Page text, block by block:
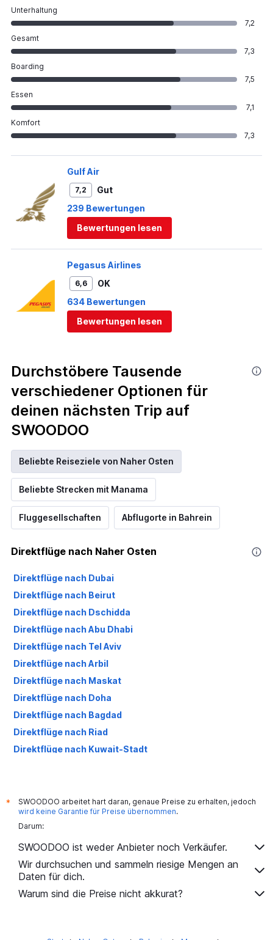
Unterhaltung
7,2
Gesamt
7,3
Boarding
7,5
Essen
7,1
Komfort
7,3
Gulf Air
7,2
Gut
239 Bewertungen
Bewertungen lesen
Pegasus Airlines
6,6
OK
634 Bewertungen
Bewertungen lesen
Durchstöbere Tausende
verschiedener Optionen für
deinen nächsten Trip auf
SWOODOO
Beliebte Reiseziele von Naher Osten
Beliebte Strecken mit Manama
Fluggesellschaften Abflugorte in Bahrein
Direktflüge nach Naher Osten
Direktflüge nach Dubai
Direktflüge nach Beirut
Direktflüge nach Dschidda
Direktflüge nach Abu Dhabi
Direktflüge nach Tel Aviv
Direktflüge nach Arbil
Direktflüge nach Maskat
Direktflüge nach Doha
Direktflüge nach Bagdad
Direktflüge nach Riad
Direktflüge nach Kuwait-Stadt
Direktflüge nach Aqaba
*
SWOODOO arbeitet hart daran, genaue Preise zu erhalten, jedoch
wird keine Garantie für Preise übernommen.
Darum:
SWOODOO ist weder Anbieter noch Verkäufer.
Wir durchsuchen und sammeln riesige Mengen an
Daten für dich.
Warum sind die Preise nicht akkurat?